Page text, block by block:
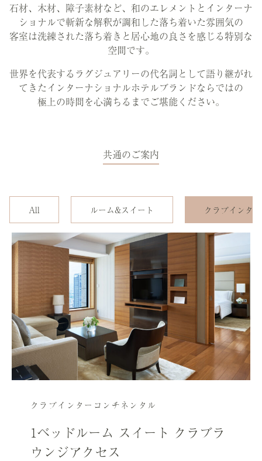
石材、木材、障子素材など、和のエレメントとインターナ
ショナルで斬新な解釈が調和した落ち着いた雰囲気の
客室は洗練された落ち着きと居心地の良さを感じる特別な
空間です。
世界を代表するラグジュアリーの代名詞として語り継がれ
てきたインターナショナルホテルブランドならではの
極上の時間を心満ちるまでご堪能ください。
共通のご案内
All ルーム&スイート クラブインタ
クラブインターコンチネンタル
1ベッドルーム スイート クラブラ
ウンジアクセス